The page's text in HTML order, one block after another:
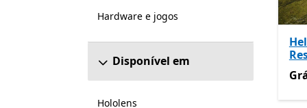
Hardware e jogos
Disponível em
Hololens